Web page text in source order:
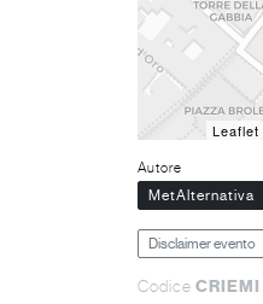
Leaflet
Autore
MetAlternativa
Disclaimer evento
Codice CRIEMI